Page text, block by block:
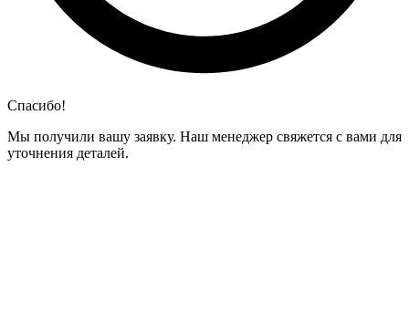
Спасибо!
Мы получили вашу заявку. Наш менеджер свяжется с вами для
уточнения деталей.